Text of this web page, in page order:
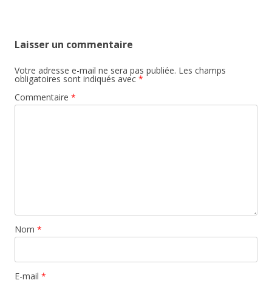
Laisser un commentaire
Votre adresse e-mail ne sera pas publiée. Les champs
obligatoires sont indiqués avec *
Commentaire *
Nom *
E-mail *